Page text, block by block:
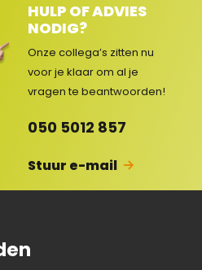
HULP OF ADVIES
NODIG?
Onze collega’s zitten nu
voor je klaar om al je
vragen te beantwoorden!
050 5012 857
Stuur e-mail